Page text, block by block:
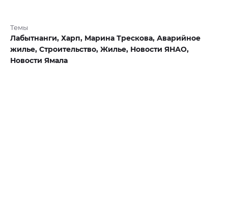
Темы
Лабытнанги, Харп, Марина Трескова, Аварийное
жилье, Строительство, Жилье, Новости ЯНАО,
Новости Ямала